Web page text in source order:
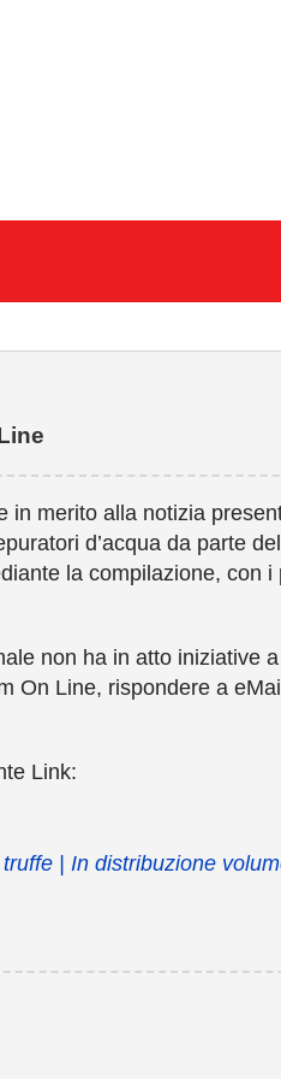
in merito alla notizia
d’acqua da parte
la compilazione, con
non ha in atto iniziative
On Line, rispondere a
Link:
| In distribuzione